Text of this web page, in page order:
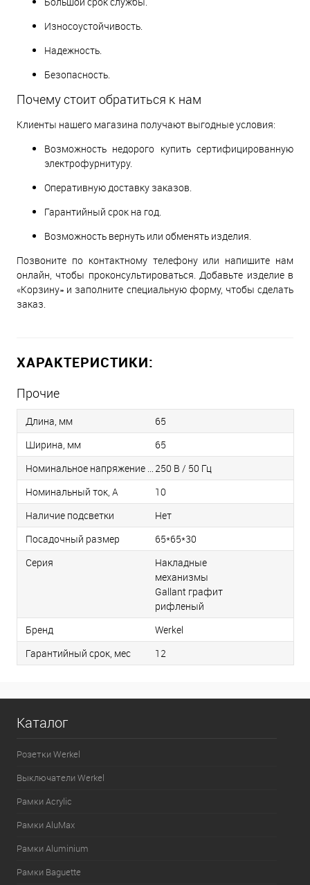
Износоустойчивость.
Надежность.
Безопасность.
Почему стоит обратиться к нам
Клиенты нашего магазина получают выгодные условия:
Возможность недорого купить сертифицированную
электрофурнитуру.
Оперативную доставку заказов.
Гарантийный срок на год.
Возможность вернуть или обменять изделия.
Позвоните по контактному телефону или напишите нам
онлайн, чтобы проконсультироваться. Добавьте изделие в
«Корзину» и заполните специальную форму, чтобы сделать
заказ.
ХАРАКТЕРИСТИКИ:
Прочие
Длина, мм
65
Ширина, мм
65
Номинальное напряжение / Частота 250 В / 50 Гц
Номинальный ток, А
10
Наличие подсветки
Нет
Посадочный размер
65*65*30
Серия
Накладные
механизмы
Gallant графит
рифленый
Бренд
Werkel
Гарантийный срок, мес
12
Каталог
Розетки Werkel
Выключатели Werkel
Рамки Acrylic
Рамки AluMax
Рамки Aluminium
Рамки Baguette